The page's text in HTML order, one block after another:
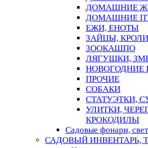
ДОМАШНИЕ
ДОМАШНИЕ
ЕЖИ, ЕНОТЫ
ЗАЙЦЫ,
ЗООКАШПО
ЛЯГУШКИ,
НОВОГОДНИЕ
ПРОЧИЕ
СОБАКИ
СТАТУЭТКИ,
УЛИТКИ,
КРОКОДИЛЫ
Садовые фонари,
САДОВЫЙ ИНВЕНТАРЬ,